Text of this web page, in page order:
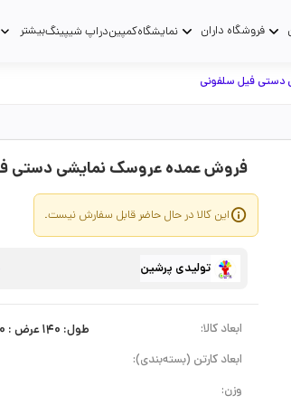
فروشگاه داران نمایشگاهکمپیندراپ شیپینگبیشتر
دستی فیل سلفونی
فروش عمده عروسک نمایشی دستی
این کالا در حال حاضر قابل سفارش نیست.
تولیدی پرشین
ابعاد کالا: طول: 140 عرض : 220 ارتفاع:300
ابعاد کارتن (بسته‌بندی):
وزن: